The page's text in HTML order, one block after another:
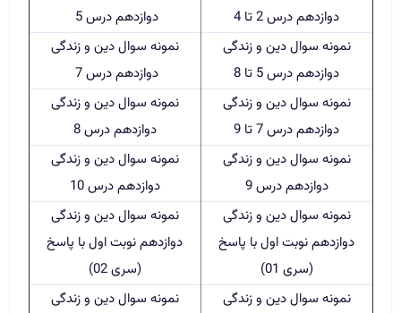
دوازدهم درس 2 تا 4
دوازدهم درس 5
نمونه سوال دین و زندگی
دوازدهم درس 5 تا 8
نمونه سوال دین و زندگی
دوازدهم درس 7
نمونه سوال دین و زندگی
دوازدهم درس 7 تا 9
نمونه سوال دین و زندگی
دوازدهم درس 8
نمونه سوال دین و زندگی
دوازدهم درس 9
نمونه سوال دین و زندگی
دوازدهم درس 10
نمونه سوال دین و زندگی
دوازدهم نوبت اول با پاسخ
(سری 01)
نمونه سوال دین و زندگی
دوازدهم نوبت اول با پاسخ
(سری 02)
نمونه سوال دین و زندگی
نمونه سوال دین و زندگی